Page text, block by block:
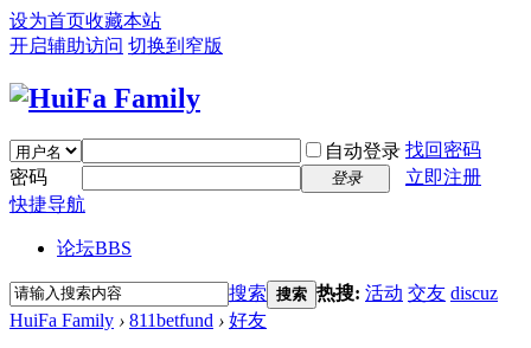
设为首页收藏本站
开启辅助访问 切换到窄版
自动登录 找回密码
密码
登录
立即注册
快捷导航
论坛BBS
搜索 搜索 热搜: 活动 交友 discuz
HuiFa Family › 811betfund › 好友